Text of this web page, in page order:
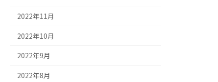
2022年11月
2022年10月
2022年9月
2022年8月